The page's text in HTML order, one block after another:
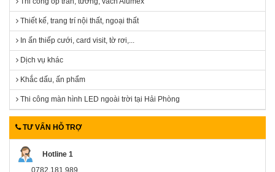
Thiết kế, trang trí nội thất, ngoại thất
In ấn thiếp cưới, card visit, tờ rơi,...
Dịch vụ khác
Khắc dấu, ấn phẩm
Thi công màn hình LED ngoài trời tại Hải Phòng
TƯ VẤN HỖ TRỢ
Hotline 1
0782.181.989